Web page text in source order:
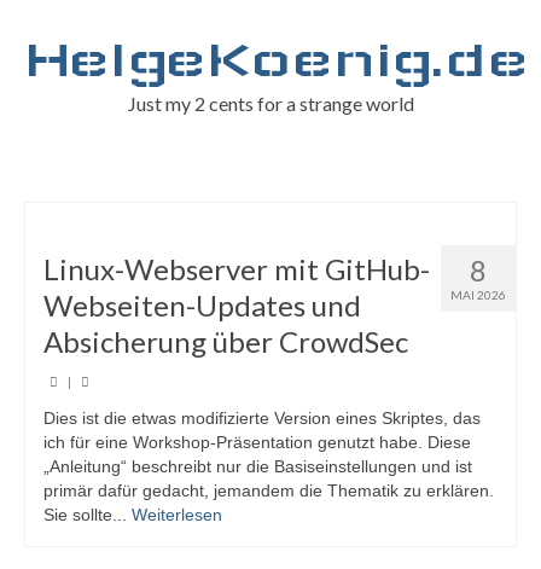
HelgeKoenig.de
Just my 2 cents for a strange world
8
MAI 2026
Linux-Webserver mit GitHub-
Webseiten-Updates und
Absicherung über CrowdSec
|
Dies ist die etwas modifizierte Version eines Skriptes, das
ich für eine Workshop-Präsentation genutzt habe. Diese
„Anleitung“ beschreibt nur die Basiseinstellungen und ist
primär dafür gedacht, jemandem die Thematik zu erklären.
Sie sollte... Weiterlesen